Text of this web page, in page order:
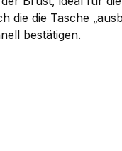
die Tasche
bestätigen.